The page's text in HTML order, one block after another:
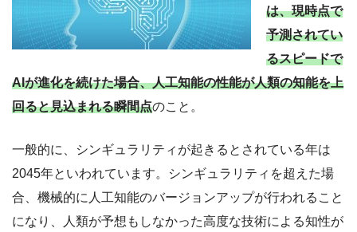
は、現時点で
予測されてい
るスピードで
AIが進化を続けた場合、人工知能の性能が人類の知能を上
回ると見込まれる瞬間点のこと。
一般的に、シンギュラリティが起きるとされている年は
2045年といわれています。シンギュラリティを超えた場
合、機械的に人工知能のバージョンアップが行われること
になり、人類が予想もしなかった高度な技術による知性が